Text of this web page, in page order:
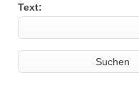
Text: